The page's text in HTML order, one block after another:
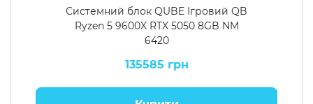
Системний блок QUBE Ігровий QB
Ryzen 5 9600X RTX 5050 8GB NM
6420
135585 грн